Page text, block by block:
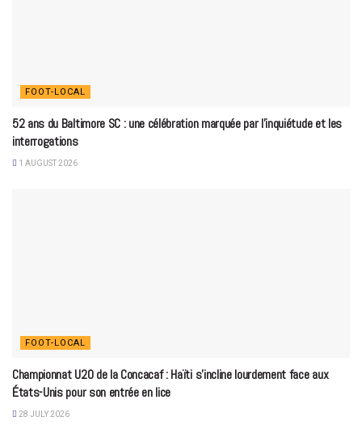
FOOT-LOCAL
52 ans du Baltimore SC : une célébration marquée par l’inquiétude et les
interrogations
1 AUGUST 2026
FOOT-LOCAL
Championnat U20 de la Concacaf : Haïti s’incline lourdement face aux
États-Unis pour son entrée en lice
28 JULY 2026